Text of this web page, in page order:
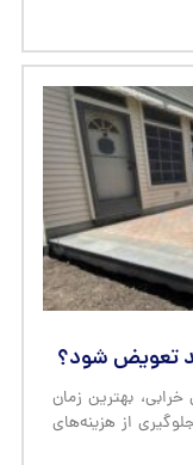
تعویض شود؟
بهترین زمان
از هزینه‌های